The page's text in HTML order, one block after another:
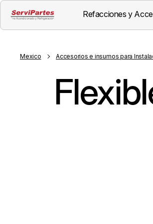
Refacciones y
Mexico Accesorios e insumos para